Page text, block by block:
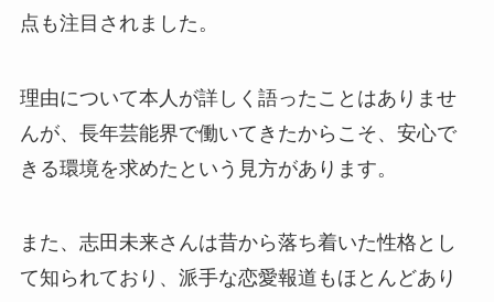
点も注目されました。
理由について本人が詳しく語ったことはありませ
んが、長年芸能界で働いてきたからこそ、安心で
きる環境を求めたという見方があります。
また、志田未来さんは昔から落ち着いた性格とし
て知られており、派手な恋愛報道もほとんどあり